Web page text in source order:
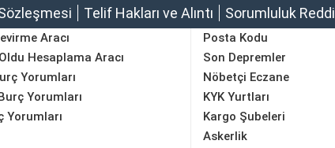
Telif Hakları ve Alıntı Sorumluluk Reddi
Aracı
Hesaplama Aracı
Yorumları
Yorumları
Yorumları
Posta Kodu
Son Depremler
Nöbetçi Eczane
KYK Yurtları
Kargo Şubeleri
Askerlik